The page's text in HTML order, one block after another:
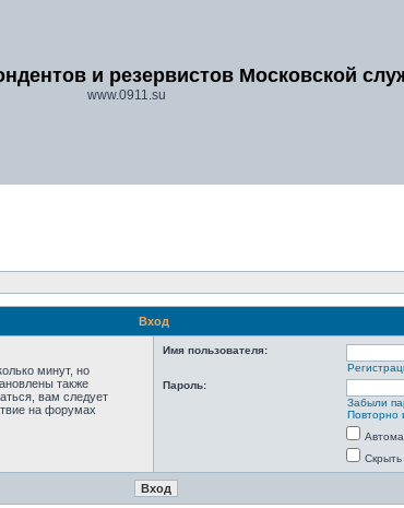
и резервистов Московской
www.0911.su
Вход
минут, но
также
вам следует
на форумах
Имя пользователя:
Пароль:
Забыли
Повторно